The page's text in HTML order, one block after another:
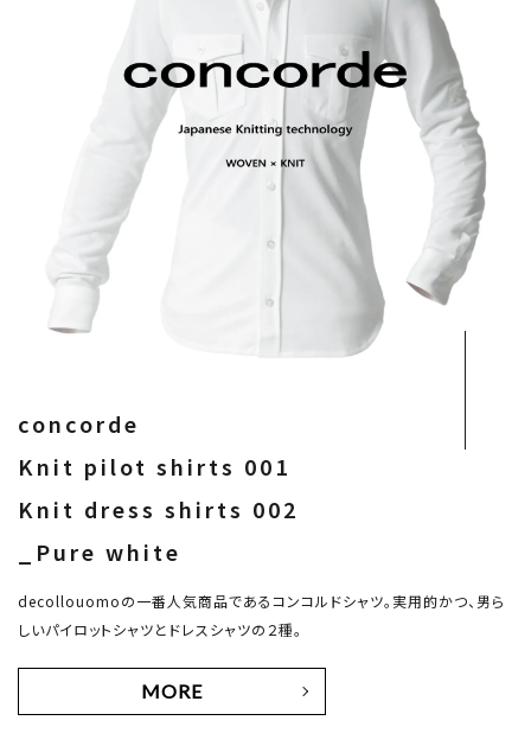
concorde
Knit pilot shirts 001
Knit dress shirts 002
_Pure white
decollouomoの一番人気商品であるコンコルドシャツ。実用的かつ、男ら
しいパイロットシャツとドレスシャツの２種。
MORE